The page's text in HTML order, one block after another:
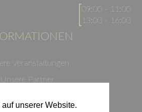
unserer Website.
09:00 - 11:00
13:00 - 16:00
Veranstaltungen
Unsere Partner